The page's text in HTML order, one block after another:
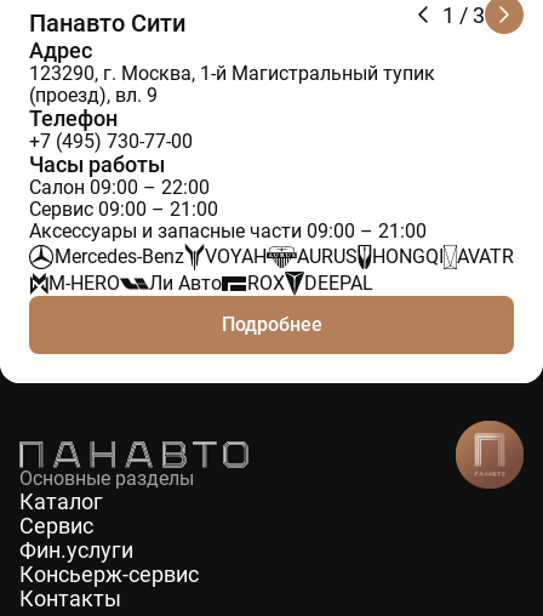
1 / 3
Панавто Сити
Адрес
123290, г. Москва, 1-й Магистральный тупик
(проезд), вл. 9
Телефон
+7 (495) 730-77-00
Часы работы
Салон 09:00 – 22:00
Сервис 09:00 – 21:00
Аксессуары и запасные части 09:00 – 21:00
Mercedes-Benz
VOYAH AURUS HONGQI
AVATR
M-HERO
Ли Авто ROX
DEEPAL
Подробнее
Основные разделы
Каталог
Сервис
Фин.услуги
Консьерж-сервис
Контакты